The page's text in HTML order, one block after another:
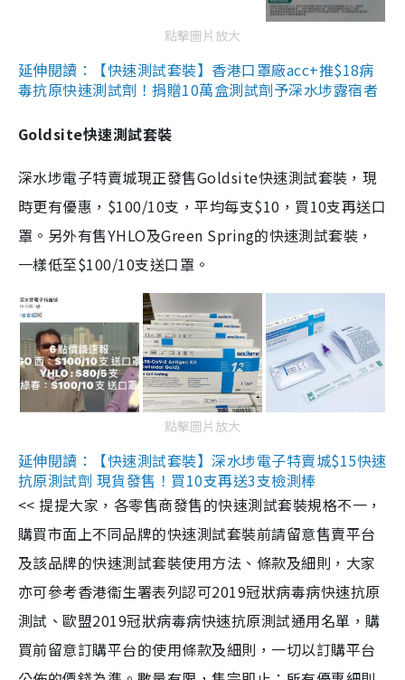
點擊圖片放大
延伸閱讀：【快速測試套裝】香港口罩廠acc+推$18病
毒抗原快速測試劑！捐贈10萬盒測試劑予深水埗露宿者
Goldsite快速測試套裝
深水埗電子特賣城現正發售Goldsite快速測試套裝，現
時更有優惠，$100/10支，平均每支$10，買10支再送口
罩。另外有售YHLO及Green Spring的快速測試套裝，
一樣低至$100/10支送口罩。
點擊圖片放大
延伸閱讀：【快速測試套裝】深水埗電子特賣城$15快速
抗原測試劑 現貨發售！買10支再送3支檢測棒
<< 提提大家，各零售商發售的快速測試套裝規格不一，
購買市面上不同品牌的快速測試套裝前請留意售賣平台
及該品牌的快速測試套裝使用方法、條款及細則，大家
亦可參考香港衞生署表列認可2019冠狀病毒病快速抗原
測試、歐盟2019冠狀病毒病快速抗原測試通用名單，購
買前留意訂購平台的使用條款及細則，一切以訂購平台